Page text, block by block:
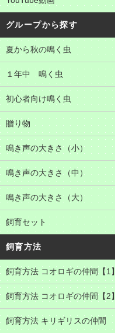
グループから探す
夏から秋の鳴く虫
１年中 鳴く虫
初心者向け鳴く虫
贈り物
鳴き声の大きさ（小）
鳴き声の大きさ（中）
鳴き声の大きさ（大）
飼育セット
飼育方法
飼育方法 コオロギの仲間【1】
飼育方法 コオロギの仲間【2】
飼育方法 キリギリスの仲間